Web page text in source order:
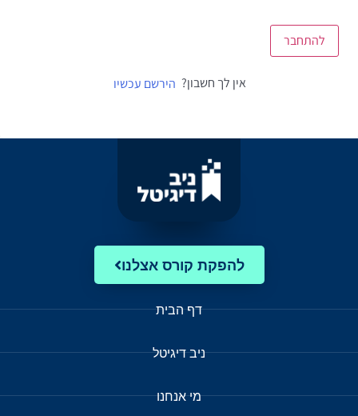
להתחבר
אין לך חשבון? הירשם עכשיו
להפקת קורס אצלנו
דף הבית
ניב דיגיטל
מי אנחנו